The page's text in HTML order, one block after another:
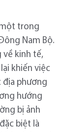
trong
Nam Bộ.
về kinh tế,
khiến việc
địa phương
hướng
bị ảnh
biệt là